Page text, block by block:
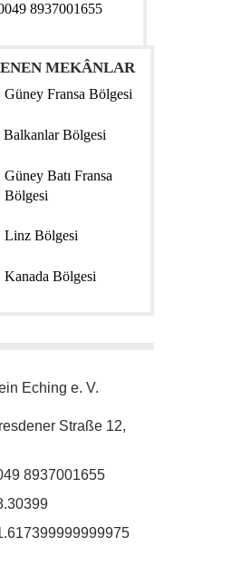
8937001655
MEKÂNLAR
Güney Fransa Bölgesi
Balkanlar Bölgesi
Güney Batı Fransa
Bölgesi
Linz Bölgesi
Kanada Bölgesi
Eching e. V.
Straße 12,
8937001655